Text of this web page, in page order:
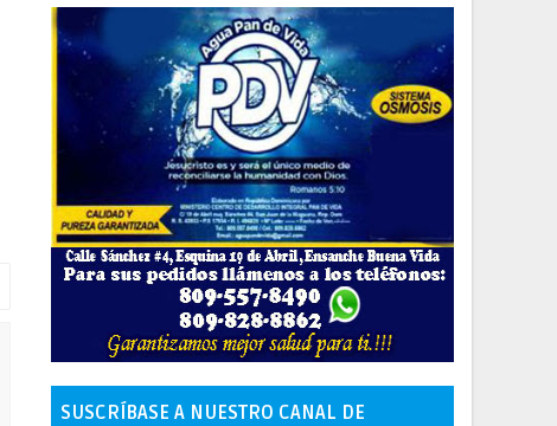
SUSCRÍBASE A NUESTRO CANAL DE